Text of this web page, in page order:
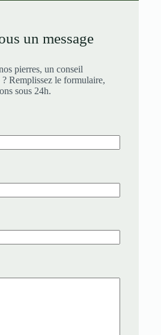
un message
pierres, un conseil
Remplissez le formulaire,
sous 24h.